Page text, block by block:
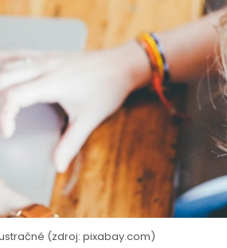
(zdroj: pixabay.com)